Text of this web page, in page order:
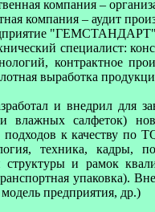
компания –
компания – аудит
"ГЕМСТАНДАРТ" -
специалист:
контрактное
выработка
и внедрил для
влажных салфеток)
подходов к качеству по
техника, кадры,
структуры и рамок
упаковка).
предприятия, др.)